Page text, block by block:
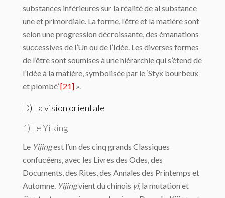
substances inférieures sur la réalité de al substance
une et primordiale. La forme, l’être et la matière sont
selon une progres­sion décroissante, des émanations
successives de l’Un ou de l’Idée. Les diverses formes
de l’être sont soumises à une hiérarchie qui s’étend de
l’Idée à la matière, symbolisée par le ‘Styx bourbeux
et plombé’[21] ».
D) La vision orientale
1) Le Yi king
Le Yijingest l’un des cinq grands Classiques
confucéens, avec les Livres des Odes, des
Documents, des Rites, des Annales des Printemps et
Automne. Yijingvient du chinois yi, la mutation et